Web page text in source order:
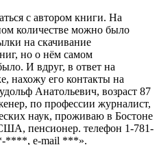
с автором книги. На
количестве можно было
на скачивание
но о нём самом
И вдруг, в ответ на
нахожу его контакты на
Анатольевич, возраст 87
по профессии журналист,
наук, проживаю в Бостоне
пенсионер. телефон 1-781-
****, e-mail ***».